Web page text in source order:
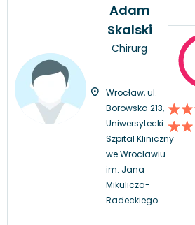
Adam
Skalski
Chirurg
Wrocław, ul.
Borowska 213,
Uniwersytecki
Szpital Kliniczny
we Wrocławiu
im. Jana
Mikulicza-
Radeckiego